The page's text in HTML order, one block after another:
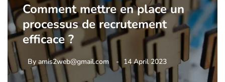
Comment mettre en place un
processus de recrutement
efficace ?
By amis2web@gmail.com 14 April 2023